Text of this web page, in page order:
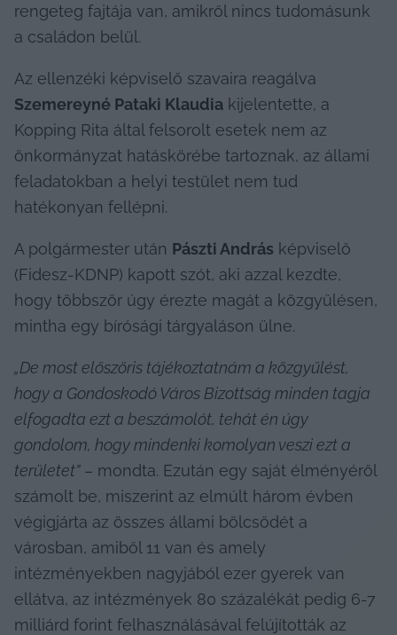
rengeteg fajtája van, amikről nincs tudomásunk
a családon belül.
Szemereyné Pataki Klaudia kijelentette, a
Kopping Rita által felsorolt esetek nem az
önkormányzat hatáskörébe tartoznak, az állami
feladatokban a helyi testület nem tud
hatékonyan fellépni.
A polgármester után Pászti András képviselő
(Fidesz-KDNP) kapott szót, aki azzal kezdte,
hogy többször úgy érezte magát a közgyűlésen,
mintha egy bírósági tárgyaláson ülne.
„De most előszöris tájékoztatnám a közgyűlést,
hogy a Gondoskodó Város Bizottság minden tagja
elfogadta ezt a beszámolót, tehát én úgy
gondolom, hogy mindenki komolyan veszi ezt a
területet” – mondta. Ezután egy saját élményéről
számolt be, miszerint az elmúlt három évben
végigjárta az összes állami bölcsődét a
városban, amiből 11 van és amely
intézményekben nagyjából ezer gyerek van
ellátva, az intézmények 80 százalékát pedig 6-7
milliárd forint felhasználásával felújították az